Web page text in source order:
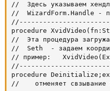
//  Здесь указываем
//  WizardForm.Handle -
procedure
//  Эта процедура
//  Seth  - задаем
// пример:
procedure
//    отменяет свзывание